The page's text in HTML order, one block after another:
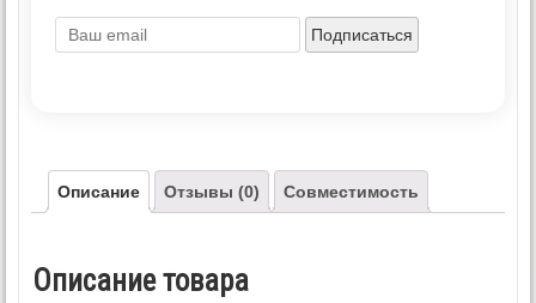
Подписаться
Описание Отзывы (0) Совместимость
Описание товара